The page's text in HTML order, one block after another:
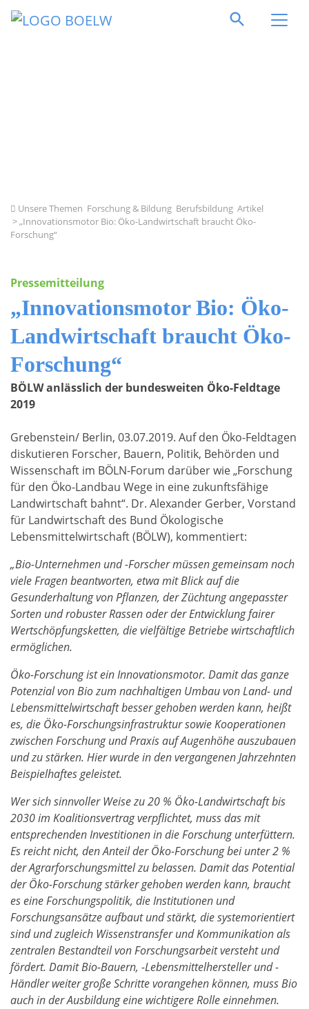
Unsere Themen Forschung & Bildung Berufsbildung Artikel
> „Innovationsmotor Bio: Öko-Landwirtschaft braucht Öko-
Forschung“
Pressemitteilung
„Innovationsmotor Bio: Öko-
Landwirtschaft braucht Öko-
Forschung“
BÖLW anlässlich der bundesweiten Öko-Feldtage
2019
Grebenstein/ Berlin, 03.07.2019. Auf den Öko-Feldtagen
diskutieren Forscher, Bauern, Politik, Behörden und
Wissenschaft im BÖLN-Forum darüber wie „Forschung
für den Öko-Landbau Wege in eine zukunftsfähige
Landwirtschaft bahnt“. Dr. Alexander Gerber, Vorstand
für Landwirtschaft des Bund Ökologische
Lebensmittelwirtschaft (BÖLW), kommentiert:
„Bio-Unternehmen und -Forscher müssen gemeinsam noch
viele Fragen beantworten, etwa mit Blick auf die
Gesunderhaltung von Pflanzen, der Züchtung angepasster
Sorten und robuster Rassen oder der Entwicklung fairer
Wertschöpfungsketten, die vielfältige Betriebe wirtschaftlich
ermöglichen.
Öko-Forschung ist ein Innovationsmotor. Damit das ganze
Potenzial von Bio zum nachhaltigen Umbau von Land- und
Lebensmittelwirtschaft besser gehoben werden kann, heißt
es, die Öko-Forschungsinfrastruktur sowie Kooperationen
zwischen Forschung und Praxis auf Augenhöhe auszubauen
und zu stärken. Hier wurde in den vergangenen Jahrzehnten
Beispielhaftes geleistet.
Wer sich sinnvoller Weise zu 20 % Öko-Landwirtschaft bis
2030 im Koalitionsvertrag verpflichtet, muss das mit
entsprechenden Investitionen in die Forschung unterfüttern.
Es reicht nicht, den Anteil der Öko-Forschung bei unter 2 %
der Agrarforschungsmittel zu belassen. Damit das Potential
der Öko-Forschung stärker gehoben werden kann, braucht
es eine Forschungspolitik, die Institutionen und
Forschungsansätze aufbaut und stärkt, die systemorientiert
sind und zugleich Wissenstransfer und Kommunikation als
zentralen Bestandteil von Forschungsarbeit versteht und
fördert. Damit Bio-Bauern, -Lebensmittelhersteller und -
Händler weiter große Schritte vorangehen können, muss Bio
auch in der Ausbildung eine wichtigere Rolle einnehmen.